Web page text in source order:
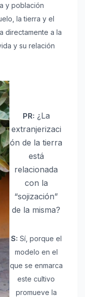
y población
la tierra y el
directamente a la
y su relación
PR: ¿La
extranjerizaci
ón de la tierra
está
relacionada
con la
“sojización”
de la misma?
S: Sí, porque el
modelo en el
que se enmarca
este cultivo
promueve la